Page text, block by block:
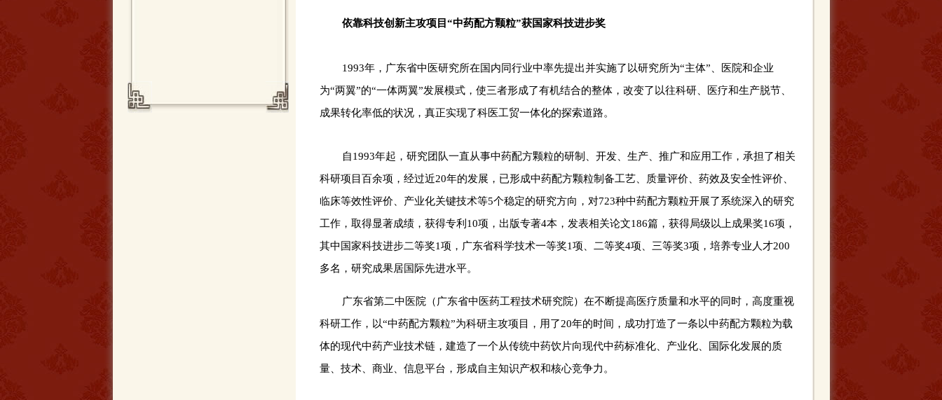
依靠科技创新主攻项目 “中药配方颗粒”获国家科技进步奖
1993年，广东省中医研究所在国内同行业中率先提出并实施了以研究所为“主体”、医院和企业
为“两翼”的“一体两翼”发展模式，使三者形成了有机结合的整体，改变了以往科研、医疗和生产脱节、
成果转化率低的状况，真正实现了科医工贸一体化的探索道路。
自1993年起，研究团队一直从事中药配方颗粒的研制、开发、生产、推广和应用工作，承担了相关
科研项目百余项，经过近20年的发展，已形成中药配方颗粒制备工艺、质量评价、药效及安全性评价、
临床等效性评价、产业化关键技术等5个稳定的研究方向，对723种中药配方颗粒开展了系统深入的研究
工作，取得显著成绩，获得专利10项，出版专著4本，发表相关论文186篇，获得局级以上成果奖16项，
其中国家科技进步二等奖1项，广东省科学技术一等奖1项、二等奖4项、三等奖3项，培养专业人才200
多名，研究成果居国际先进水平。
广东省第二中医院（广东省中医药工程技术研究院）在不断提高医疗质量和水平的同时，高度重视
科研工作，以“中药配方颗粒”为科研主攻项目，用了20年的时间，成功打造了一条以中药配方颗粒为载
体的现代中药产业技术链，建造了一个从传统中药饮片向现代中药标准化、产业化、国际化发展的质
量、技术、商业、信息平台，形成自主知识产权和核心竞争力。